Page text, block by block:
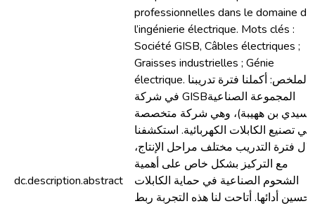
dc.description.abstract
professionnelles dans le domaine de
l’ingénierie électrique. Mots clés :
Société GISB, Câbles électriques ;
Graisses industrielles ; Génie
électrique. الملخص: أكملنا فترة تدريبنا
في شركة GISBالمجموعة الصناعية
لسيدي بن ههيبة)، وهي شركة متخصصة
في تصنيع الكابلات الكهربائية. استكشفنا
فترة التدريب مختلف مراحل الإنتاج،
مع التركيز بشكل خاص على أهمية
الشحوم الصناعية في حماية الكابلات
أدائها. أتاحت لنا هذه التجربة ربط